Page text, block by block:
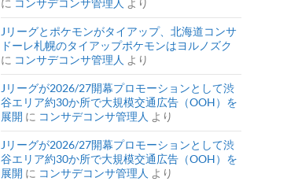
に コンサデコンサ管理人 より
Jリーグとポケモンがタイアップ、北海道コンサ
ドーレ札幌のタイアップポケモンはヨルノズク
に コンサデコンサ管理人 より
Jリーグが2026/27開幕プロモーションとして渋
谷エリア約30か所で大規模交通広告（OOH）を
展開 に コンサデコンサ管理人 より
Jリーグが2026/27開幕プロモーションとして渋
谷エリア約30か所で大規模交通広告（OOH）を
展開 に コンサデコンサ管理人 より